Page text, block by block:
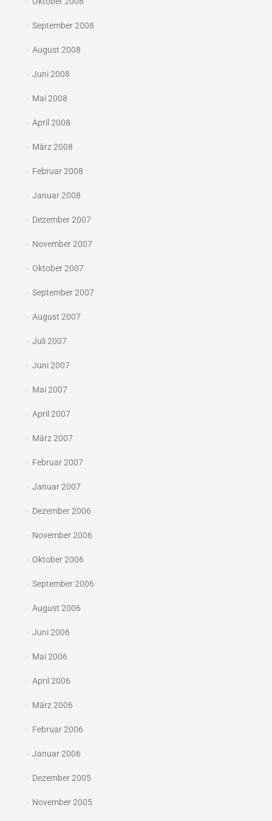
September 2008
August 2008
Juni 2008
Mai 2008
April 2008
März 2008
Februar 2008
Januar 2008
Dezember 2007
November 2007
Oktober 2007
September 2007
August 2007
Juli 2007
Juni 2007
Mai 2007
April 2007
März 2007
Februar 2007
Januar 2007
Dezember 2006
November 2006
Oktober 2006
September 2006
August 2006
Juni 2006
Mai 2006
April 2006
März 2006
Februar 2006
Januar 2006
Dezember 2005
November 2005